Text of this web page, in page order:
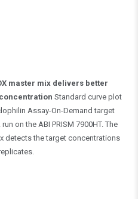
master mix delivers better
Standard curve plot
Assay-On-Demand target
on the ABI PRISM 7900HT. The
detects the target concentrations